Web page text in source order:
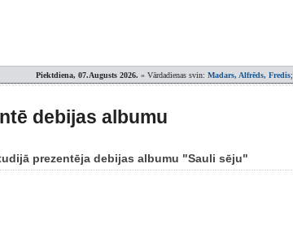
Piektdiena, 07.Augusts 2026. » Vārdadienas svin: Madars, Alfrēds, Fredis;
debijas albumu
prezentēja debijas albumu "Sauli sēju"